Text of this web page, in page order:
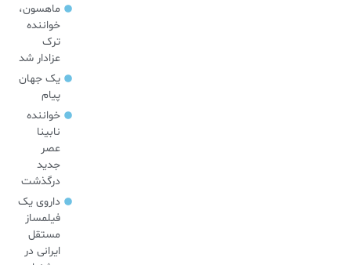
ماهسون،
خواننده
ترک
عزادار شد
یک جهان
پیام
خواننده
نابینا
عصر
جدید
درگذشت
داروی یک
فیلمساز
مستقل
ایرانی در